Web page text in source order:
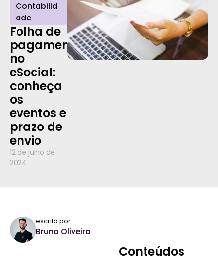
Contabilid
ade
Folha de
pagamento
no
eSocial:
conheça
os
eventos e
prazo de
envio
12 de julho de
2024
escrito por
Bruno Oliveira
Conteúdos